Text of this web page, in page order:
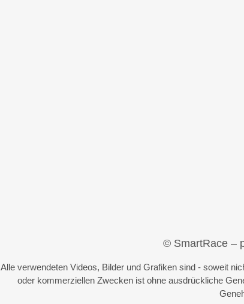
© SmartRace –
Alle verwendeten Videos, Bilder und Grafiken sind - soweit
oder kommerziellen Zwecken ist ohne ausdrückliche